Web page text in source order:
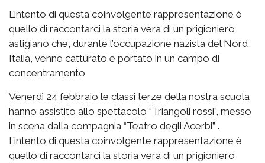
L’intento di questa coinvolgente rappresentazione è
quello di raccontarci la storia vera di un prigioniero
astigiano che, durante l’occupazione nazista del Nord
Italia, venne catturato e portato in un campo di
concentramento
Venerdì 24 febbraio le classi terze della nostra scuola
hanno assistito allo spettacolo “Triangoli rossi”, messo
in scena dalla compagnia “Teatro degli Acerbi” .
L’intento di questa coinvolgente rappresentazione è
quello di raccontarci la storia vera di un prigioniero